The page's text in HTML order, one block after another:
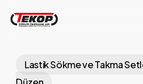
contentLastik Sökme ve Takma